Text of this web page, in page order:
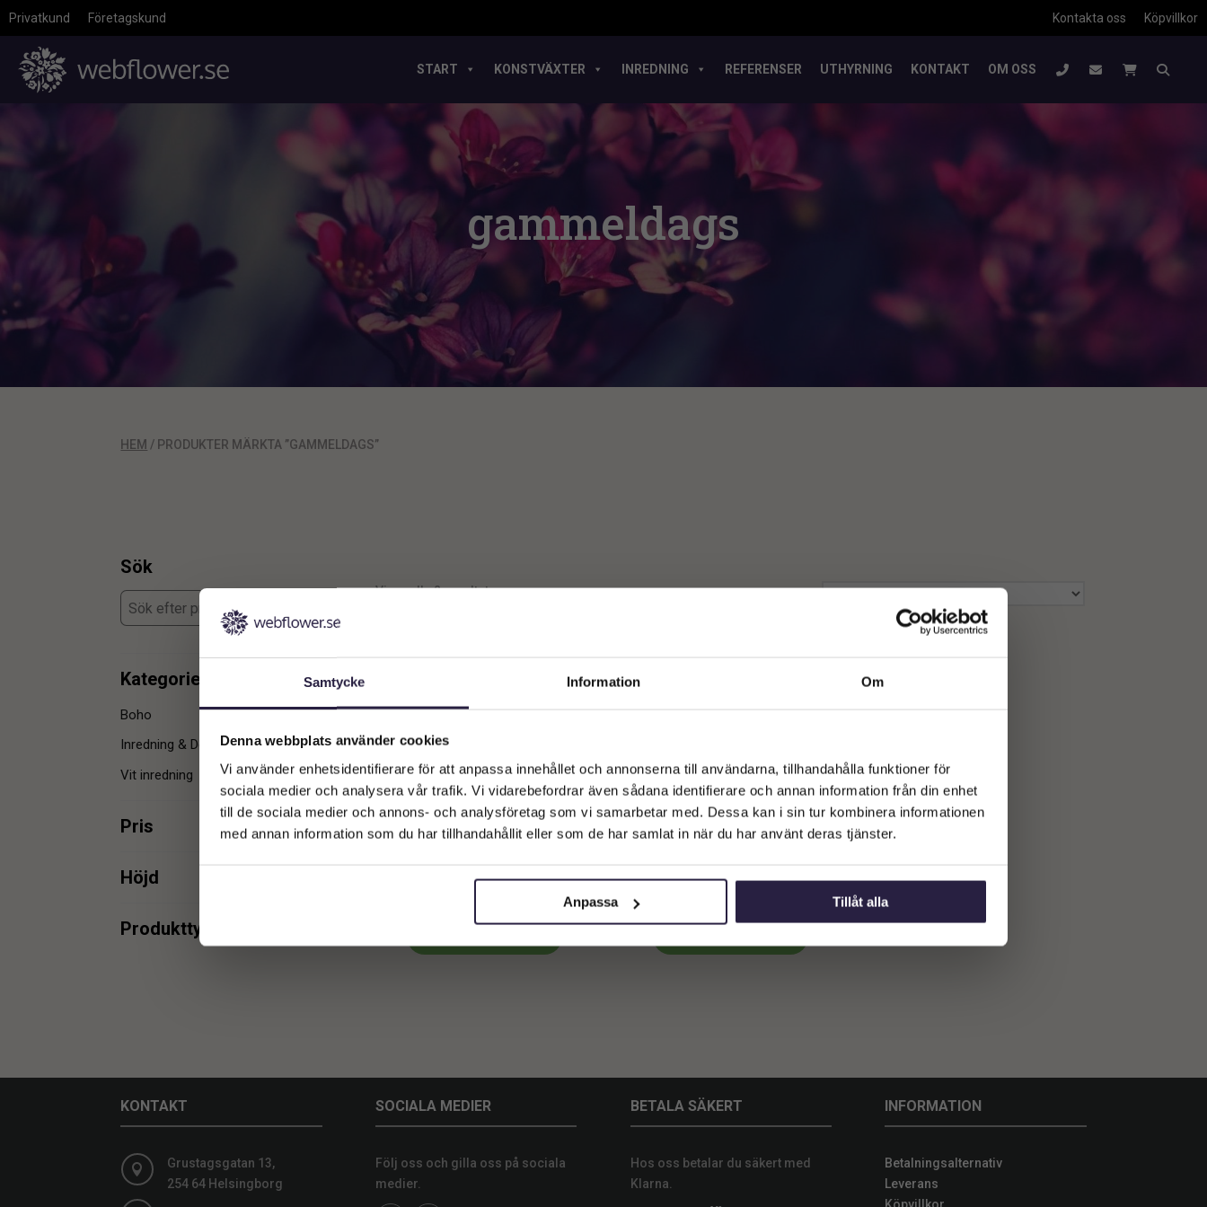
Samtycke Information Om
Denna webbplats använder cookies
Vi använder enhetsidentifierare för att anpassa innehållet och annonserna till användarna, tillhandahålla funktioner för
sociala medier och analysera vår trafik. Vi vidarebefordrar även sådana identifierare och annan information från din enhet
till de sociala medier och annons- och analysföretag som vi samarbetar med. Dessa kan i sin tur kombinera informationen
med annan information som du har tillhandahållit eller som de har samlat in när du har använt deras tjänster.
Anpassa Tillåt alla
Privatkund Företagskund Köpvillkor
Kontakta oss
START KONSTVÄXTER INREDNING REFERENSER UTHYRNING KONTAKT OM OSS
gammeldags
HEM / PRODUKTER MÄRKTA ”GAMMELDAGS”
Sök
Kategorier
Boho
1
Inredning & Dekoration
2
Vit inredning
1
Pris
max.
Höjd
Produkttyper
Visar alla 2 resultat
19x18x36cm
499kr
15x30cm
559kr
KONTAKT

Grustagsgatan 13,
254 64 Helsingborg
SOCIALA MEDIER
Följ oss och gilla oss på sociala
medier.
BETALA SÄKERT
Hos oss betalar du säkert med
Klarna.
INFORMATION
Betalningsalternativ
Leverans
Välkommen till Webflower
Vilken typ av kund är du? Du kan alltid justera ditt val längst upp
Företagskund (exkl. moms)